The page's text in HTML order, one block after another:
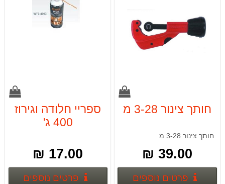
חותך צינור 3-28 מ
חותך צינור 3-28 מ
39.00 ₪
פרטים נוספיםפרטים נוספים
ספריי חלודה וגירוז
400 ג'
17.00 ₪
פרטים נוספים